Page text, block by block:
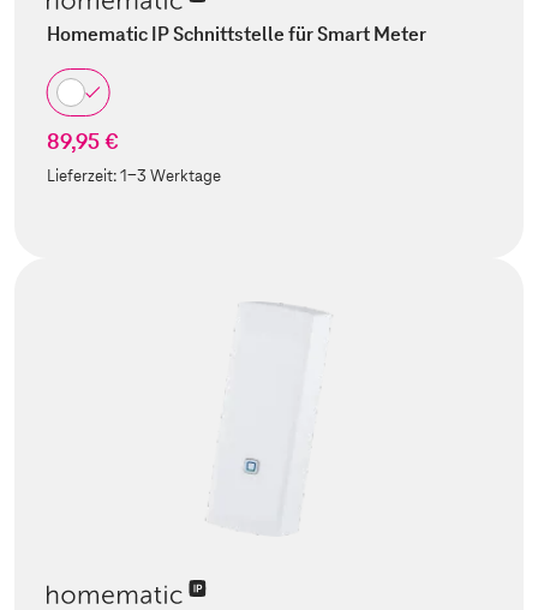
Homematic IP Schnittstelle für Smart Meter
89,95 €
Lieferzeit:1-3 Werktage